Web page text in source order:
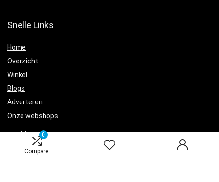
0
Compare
Snelle Links
Home
Overzicht
Winkel
Blogs
Adverteren
Onze webshops
Verklaringen
Privacybeleid